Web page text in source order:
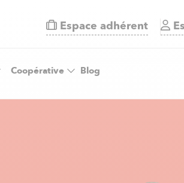
Espace adhérent
Coopérative Blog